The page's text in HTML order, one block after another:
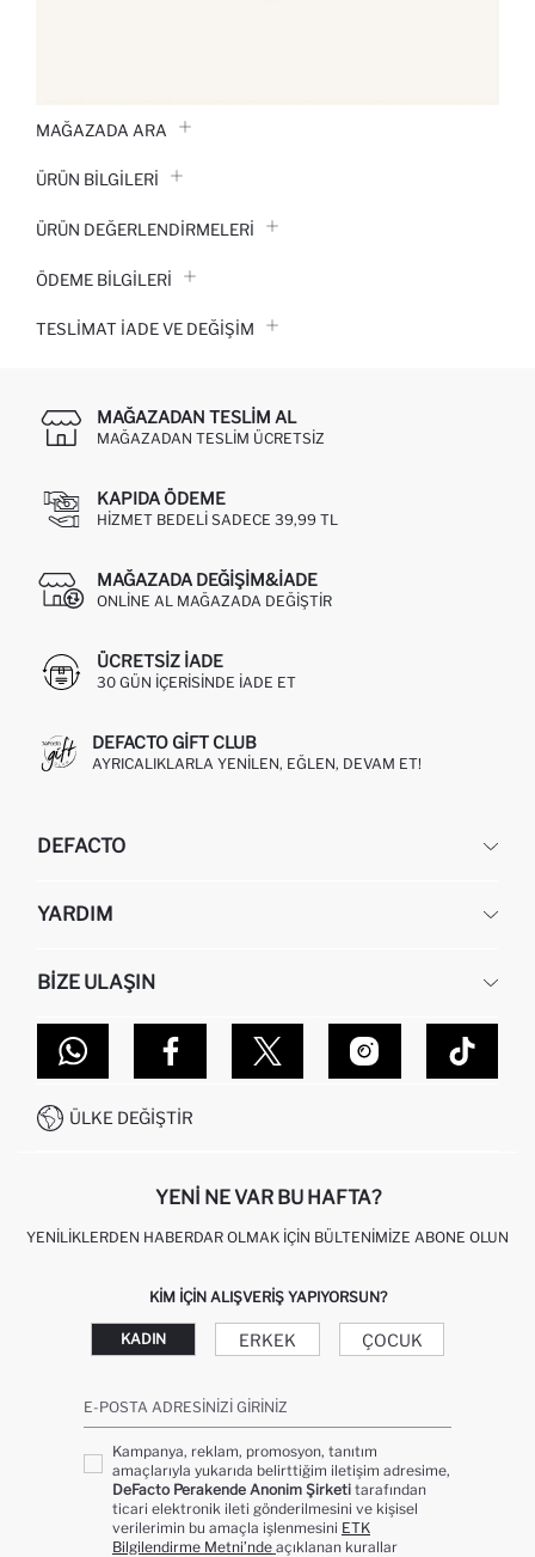
MAĞAZADA ARA
ÜRÜN BILGILERI
ÜRÜN DEĞERLENDİRMELERİ
ÖDEME BİLGİLERİ
TESLIMAT İADE VE DEĞIŞIM
MAĞAZADAN TESLIM AL
MAĞAZADAN TESLIM ÜCRETSIZ
KAPIDA ÖDEME
HIZMET BEDELI SADECE 39,99 TL
MAĞAZADA DEĞIŞIM&İADE
ONLINE AL MAĞAZADA DEĞIŞTIR
ÜCRETSIZ IADE
30 GÜN IÇERISINDE IADE ET
DEFACTO GIFT CLUB
AYRICALIKLARLA YENILEN, EĞLEN, DEVAM ET!
DEFACTO
HAKKIMIZDA
KURUMSAL SATIŞ
DEFACTO TEKNOLOJI
SITEMAP
YARDIM
SIPARIŞIMI NASIL TAKIP EDERIM?
NASIL İADE EDERIM?
GIFT CLUB SIKÇA SORULAN SORULAR
İŞLEM REHBERI
KAMPANYALAR
BIZE ULAŞIN
MAĞAZALARIMIZ
İLETIŞIM FORMU
0850 333 22 86
ÜLKE DEĞIŞTIR
YENI NE VAR BU HAFTA?
YENILIKLERDEN HABERDAR OLMAK İÇIN BÜLTENIMIZE ABONE OLUN
KIM IÇIN ALIŞVERIŞ YAPIYORSUN?
KADIN ERKEK ÇOCUK
E-POSTA ADRESINIZI GIRINIZ
Kampanya, reklam, promosyon, tanıtım
amaçlarıyla yukarıda belirttiğim iletişim adresime,
DeFacto Perakende Anonim Şirketi tarafından
ticari elektronik ileti gönderilmesini ve kişisel
verilerimin bu amaçla işlenmesini ETK
Bilgilendirme Metni’nde açıklanan kurallar